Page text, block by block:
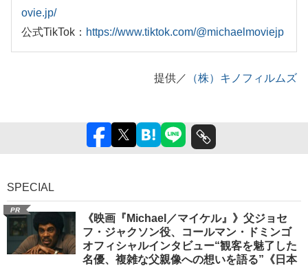
ovie.jp/
公式TikTok： https://www.tiktok.com/@michaelmoviejp
提供／ （株）キノフィルムズ
SPECIAL
PR
《映画『Michael／マイケル』》父ジョセ
フ・ジャクソン役、コールマン・ドミンゴ
オフィシャルインタビュー“観客を魅了した
名優、複雑な父親像への想いを語る”《日本